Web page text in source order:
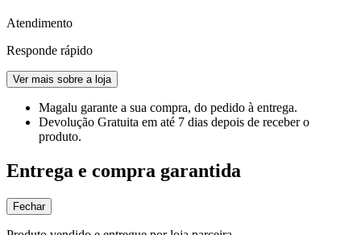
Atendimento
Responde rápido
Ver mais sobre a loja
Magalu garante a sua compra, do pedido à entrega.
Devolução Gratuita em até 7 dias depois de receber o
produto.
Entrega e compra garantida
Fechar